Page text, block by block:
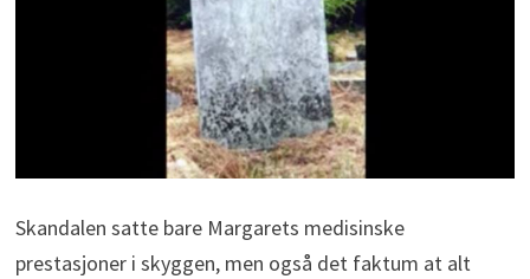
Skandalen satte bare Margarets medisinske
prestasjoner i skyggen, men også det faktum at alt